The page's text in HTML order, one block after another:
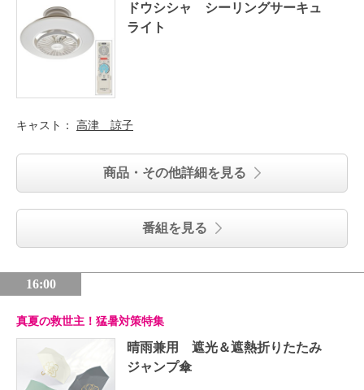
ドウシシャ シーリングサーキュ
ライト
キャスト： 高津 諒子
商品・その他詳細を見る
番組を見る
16:00
真夏の救世主！猛暑対策特集
晴雨兼用 遮光＆遮熱折りたたみ
ジャンプ傘